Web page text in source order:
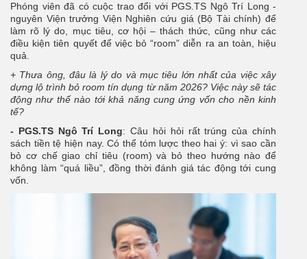
Phóng viên đã có cuộc trao đổi với PGS.TS Ngô Trí Long -
nguyên Viện trưởng Viện Nghiên cứu giá (Bộ Tài chính) để
làm rõ lý do, mục tiêu, cơ hội – thách thức, cũng như các
điều kiện tiên quyết để việc bỏ “room” diễn ra an toàn, hiệu
quả.
+ Thưa ông, đâu là lý do và mục tiêu lớn nhất của việc xây
dựng lộ trình bỏ room tín dụng từ năm 2026? Việc này sẽ tác
động như thế nào tới khả năng cung ứng vốn cho nền kinh
tế?
- PGS.TS Ngô Trí Long: Câu hỏi hỏi rất trúng của chính
sách tiền tệ hiện nay. Có thể tóm lược theo hai ý: vì sao cần
bỏ cơ chế giao chỉ tiêu (room) và bỏ theo hướng nào để
không làm “quá liều”, đồng thời đánh giá tác động tới cung
vốn.